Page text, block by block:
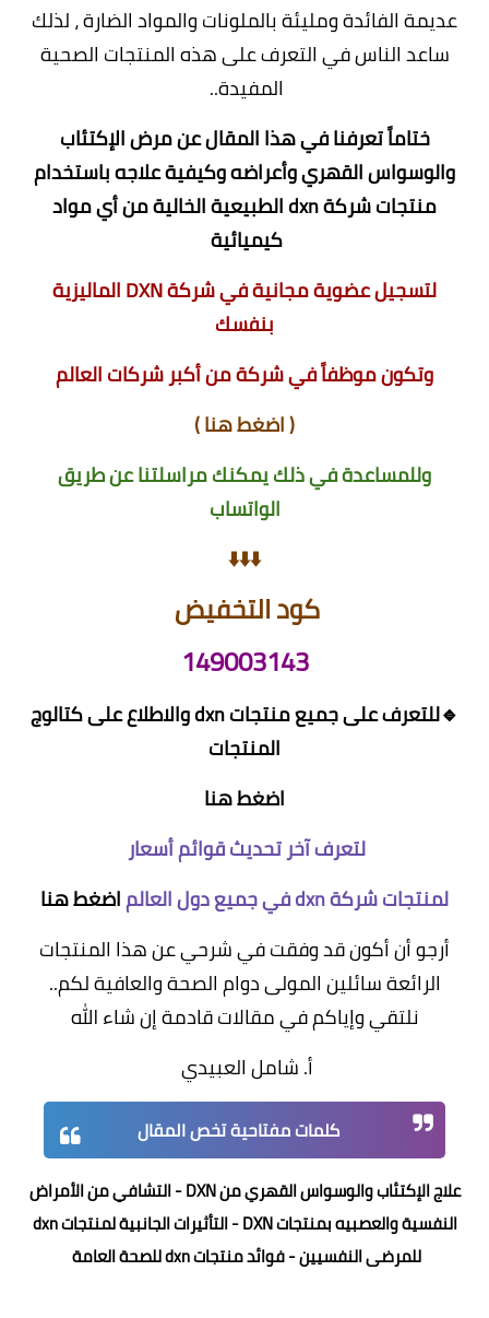
عديمة الفائدة ومليئة بالملونات والمواد الضارة ، لذلك
ساعد الناس في التعرف على هذه المنتجات الصحية
المفيدة..
ختاماً تعرفنا في هذا المقال عن مرض الإكتئاب
والوسواس القهري وأعراضه وكيفية علاجه باستخدام
منتجات شركة dxn الطبيعية الخالية من أي مواد
كيميائية
لتسجيل عضوية مجانية في شركة DXN الماليزية
بنفسك
وتكون موظفاً في شركة من أكبر شركات العالم
(اضغط هنا)
وللمساعدة في ذلك يمكنك مراسلتنا عن طريق
الواتساب
⬇️⬇️⬇️
كود التخفيض
149003143
🔹للتعرف على جميع منتجات dxn والاطلاع على كتالوج
المنتجات
اضغط هنا
لتعرف آخر تحديث قوائم أسعار
لمنتجات شركة dxn في جميع دول العالم
اضغط هنا
أرجو أن أكون قد وفقت في شرحي عن هذا المنتجات
الرائعة سائلين المولى دوام الصحة والعافية لكم..
نلتقي وإياكم في مقالات قادمة إن شاء الله
أ. شامل العبيدي
كلمات مفتاحية تخص المقال
علاج الإكتئاب والوسواس القهري من DXN - التشافي من الأمراض
النفسية والعصبيه بمنتجات DXN - التأثيرات الجانبية لمنتجات dxn
للمرضى النفسيين - فوائد منتجات dxn للصحة العامة